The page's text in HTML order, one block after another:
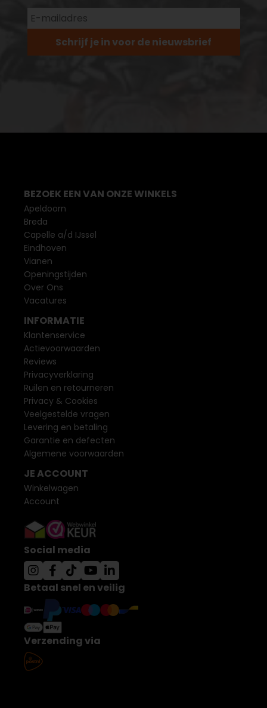
Schrijf je in voor de nieuwsbrief
BEZOEK EEN VAN ONZE WINKELS
Apeldoorn
Breda
Capelle a/d IJssel
Eindhoven
Vianen
Openingstijden
Over Ons
Vacatures
INFORMATIE
Klantenservice
Actievoorwaarden
Reviews
Privacyverklaring
Ruilen en retourneren
Privacy & Cookies
Veelgestelde vragen
Levering en betaling
Garantie en defecten
Algemene voorwaarden
JE ACCOUNT
Winkelwagen
Account
Social media
Betaal snel en veilig
Verzending via